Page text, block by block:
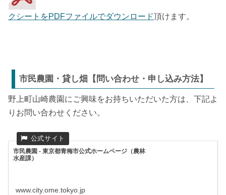
クシートをPDFファイルでダウンロード頂けます。
市民農園・貸し畑【問い合わせ・申し込み方法】
野上町山崎農園にご興味をお持ちいただいた方は、下記よ
りお問い合わせください。
市民農園 - 東京都青梅市公式ホームページ（農林
水産課）
www.city.ome.tokyo.jp